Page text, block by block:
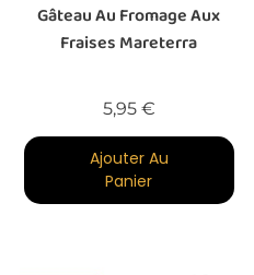
Gâteau Au Fromage Aux
Fraises Mareterra
5,95 €Prix
Ajouter Au
Panier